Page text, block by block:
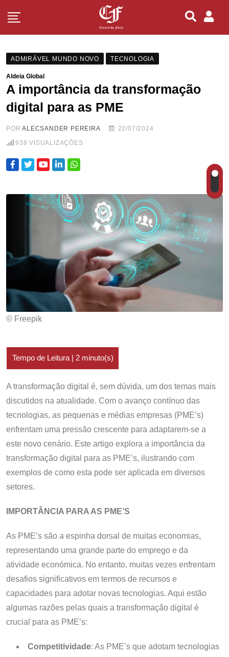
ADMIRÁVEL MUNDO NOVO TECNOLOGIA
Aldeia Global
A importância da transformação
digital para as PME
PORALECSANDER PEREIRA
22/07/2024
938 VISUALIZAÇÕES
© Freepik
A transformação digital é, sem dúvida, um dos temas mais
discutidos na atualidade. Com o avanço contínuo das
tecnologias, as pequenas e médias empresas (PME’s)
enfrentam uma pressão crescente para adaptarem-se a
este novo cenário. Este artigo explora a importância da
transformação digital para as PME’s, ilustrando com
exemplos de como esta pode ser aplicada em diversos
setores.
IMPORTÂNCIA PARA AS PME’S
As PME’s são a espinha dorsal de muitas economias,
representando uma grande parte do emprego e da
atividade económica. No entanto, muitas vezes enfrentam
desafios significativos em termos de recursos e
capacidades para adotar novas tecnologias. Aqui estão
algumas razões pelas quais a transformação digital é
crucial para as PME’s:
Competitividade: As PME’s que adotam tecnologias